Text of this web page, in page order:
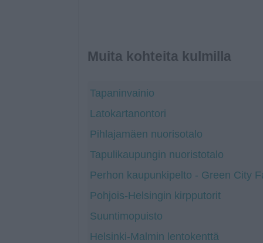
Muita kohteita kulmilla
Tapaninvainio
Latokartanontori
Pihlajamäen nuorisotalo
Tapulikaupungin nuoristotalo
Perhon kaupunkipelto - Green City
Pohjois-Helsingin kirpputorit
Suuntimopuisto
Helsinki-Malmin lentokenttä